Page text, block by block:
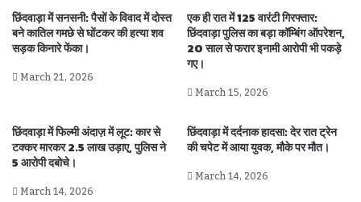
छिंदवाड़ा में सनसनी: पैसों के विवाद में दोस्त
बने कातिल गमछे से घोंटकर की हत्या शव
सड़क किनारे फेंका।
March 21, 2026
एक ही रात में 125 वारंटी गिरफ्तार:
छिंदवाड़ा पुलिस का बड़ा कॉम्बिंग ऑपरेशन,
20 साल से फरार इनामी आरोपी भी पकड़े
गए।
March 15, 2026
छिंदवाड़ा में फिल्मी अंदाज़ में लूट: कार से
टक्कर मारकर 2.5 लाख उड़ाए, पुलिस ने
5 आरोपी दबोचे।
March 14, 2026
छिंदवाड़ा में दर्दनाक हादसा: देर रात ट्रेन
की चपेट में आया युवक, मौके पर मौत।
March 14, 2026